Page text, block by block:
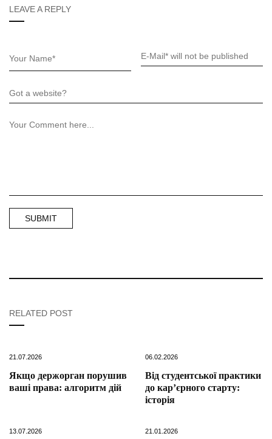
LEAVE A REPLY
RELATED POST
21.07.2026
Якщо держорган порушив
ваші права: алгоритм дій
06.02.2026
Від студентської практики
до кар’єрного старту:
історія
13.07.2026 21.01.2026